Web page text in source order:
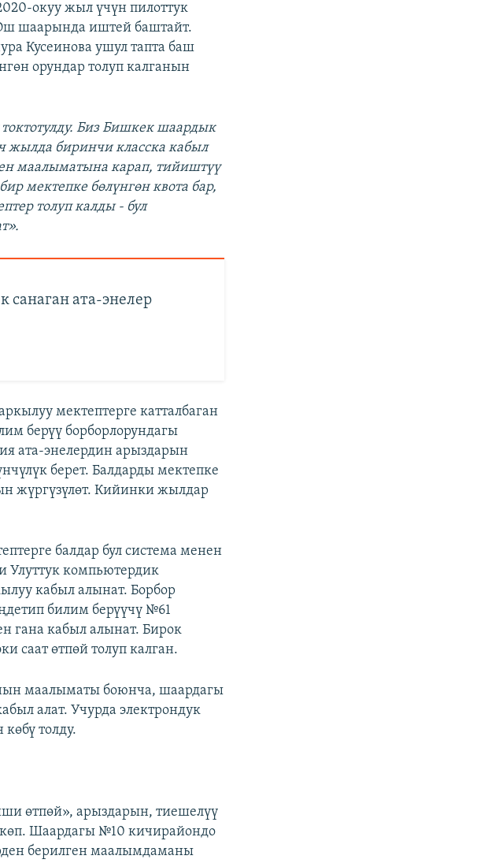
окуу жыл үчүн пилоттук
шаарында иштей баштайт.
Кусеинова ушул тапта баш
орундар толуп калганын
Биз Бишкек шаардык
биринчи класска кабыл
маалыматына карап, тийиштүү
мектепке бөлүнгөн квота бар,
толуп калды - бул
санаган ата-энелер
мектептерге катталбаган
берүү борборлорундагы
ата-энелердин арыздарын
берет. Балдарды мектепке
жүргүзүлөт. Кийинки жылдар
балдар бул система менен
компьютердик
кабыл алынат. Борбор
билим берүүчү №61
гана кабыл алынат. Бирок
саат өтпөй толуп калган.
маалыматы боюнча, шаардагы
алат. Учурда электрондук
толду.
өтпөй», арыздарын, тиешелүү
Шаардагы №10 кичирайондо
берилген маалымдаманы